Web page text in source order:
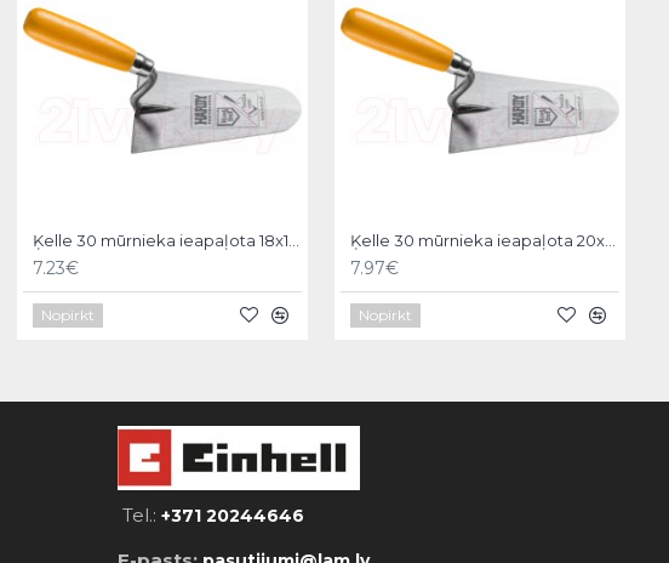
7.23€
Nopirkt
7.97€
Nopirkt
Tel.:+371 20244646